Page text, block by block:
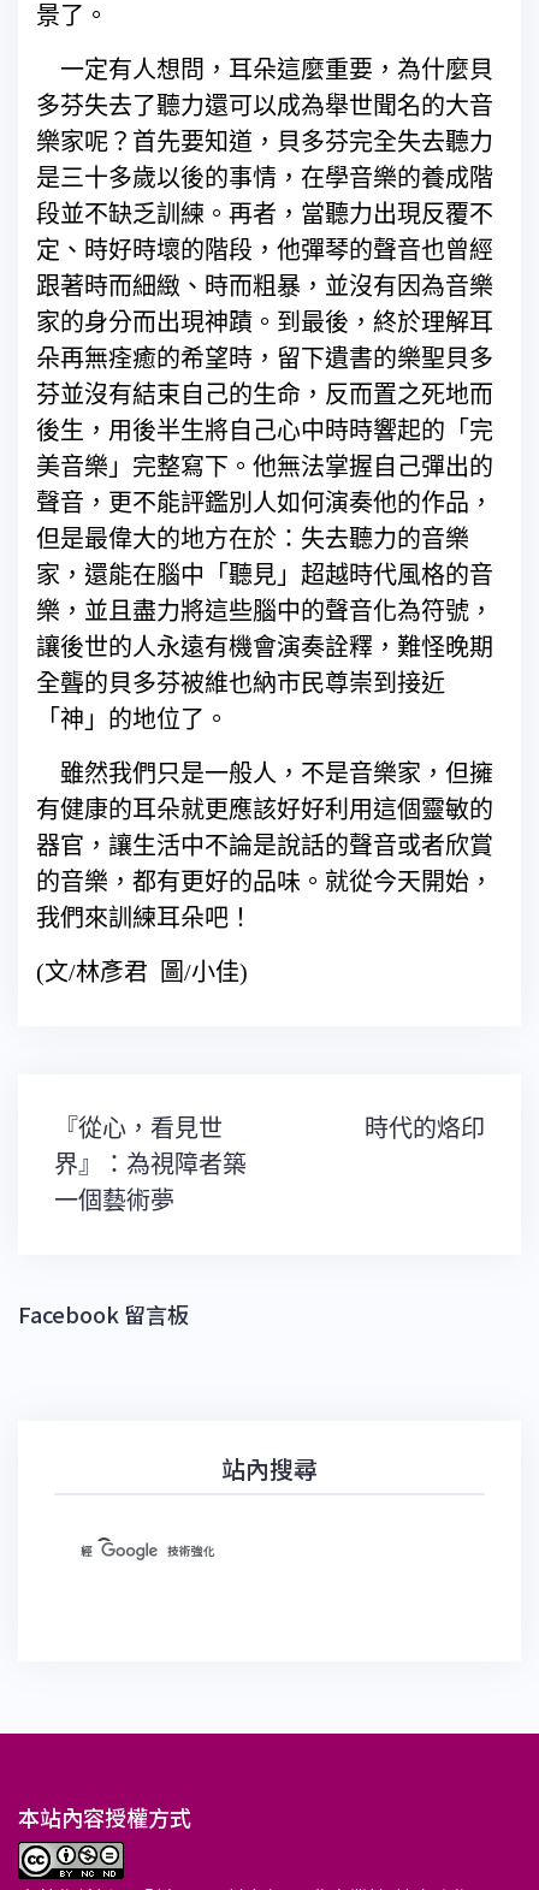
景了。
一定有人想問，耳朵這麼重要，為什麼貝
多芬失去了聽力還可以成為舉世聞名的大音
樂家呢？首先要知道，貝多芬完全失去聽力
是三十多歲以後的事情，在學音樂的養成階
段並不缺乏訓練。再者，當聽力出現反覆不
定、時好時壞的階段，他彈琴的聲音也曾經
跟著時而細緻、時而粗暴，並沒有因為音樂
家的身分而出現神蹟。到最後，終於理解耳
朵再無痊癒的希望時，留下遺書的樂聖貝多
芬並沒有結束自己的生命，反而置之死地而
後生，用後半生將自己心中時時響起的「完
美音樂」完整寫下。他無法掌握自己彈出的
聲音，更不能評鑑別人如何演奏他的作品，
但是最偉大的地方在於：失去聽力的音樂
家，還能在腦中「聽見」超越時代風格的音
樂，並且盡力將這些腦中的聲音化為符號，
讓後世的人永遠有機會演奏詮釋，難怪晚期
全聾的貝多芬被維也納市民尊崇到接近
「神」的地位了。
雖然我們只是一般人，不是音樂家，但擁
有健康的耳朵就更應該好好利用這個靈敏的
器官，讓生活中不論是說話的聲音或者欣賞
的音樂，都有更好的品味。就從今天開始，
我們來訓練耳朵吧！
(文/林彥君 圖/小佳)
文
章
導
覽
『從心，看見世
界』：為視障者築
一個藝術夢
時代的烙印
Facebook 留言板
站內搜尋
本站內容授權方式